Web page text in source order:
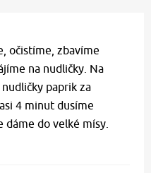
očistíme, zbavíme
na nudličky. Na
paprik za
4 minut dusíme
dáme do velké mísy.